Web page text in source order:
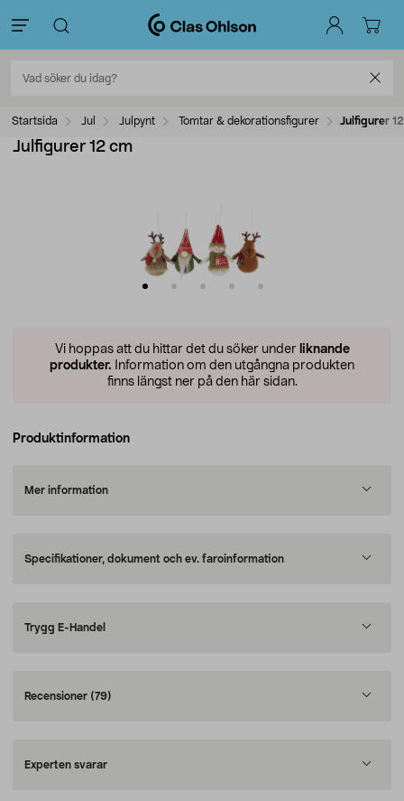
Startsida Jul Julpynt Tomtar & dekorationsfigurer Julfigurer
Julfigurer 12 cm
Vi hoppas att du hittar det du söker under liknande
produkter. Information om den utgångna produkten
finns längst ner på den här sidan.
Produktinformation
Mer information
Specifikationer, dokument och ev. faroinformation
Trygg E-Handel
Recensioner (79)
Experten svarar